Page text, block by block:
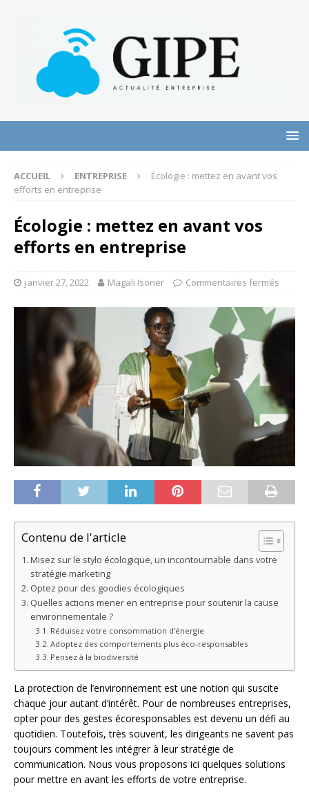
ACCUEIL ENTREPRISE
Écologie : mettez en avant vos
efforts en entreprise
Écologie : mettez en avant vos
efforts en entreprise
janvier 27, 2022 Magali Isoner Commentaires fermés
Contenu de l'article
Misez sur le stylo écologique, un incontournable dans votre
stratégie marketing
Optez pour des goodies écologiques
Quelles actions mener en entreprise pour soutenir la cause
environnementale ?
Réduisez votre consommation d’énergie
Adoptez des comportements plus éco-responsables
Pensez à la biodiversité
La protection de l’environnement est une notion qui suscite
chaque jour autant d’intérêt. Pour de nombreuses entreprises,
opter pour des gestes écoresponsables est devenu un défi au
quotidien. Toutefois, très souvent, les dirigeants ne savent pas
toujours comment les intégrer à leur stratégie de
communication. Nous vous proposons ici quelques solutions
pour mettre en avant les efforts de votre entreprise.